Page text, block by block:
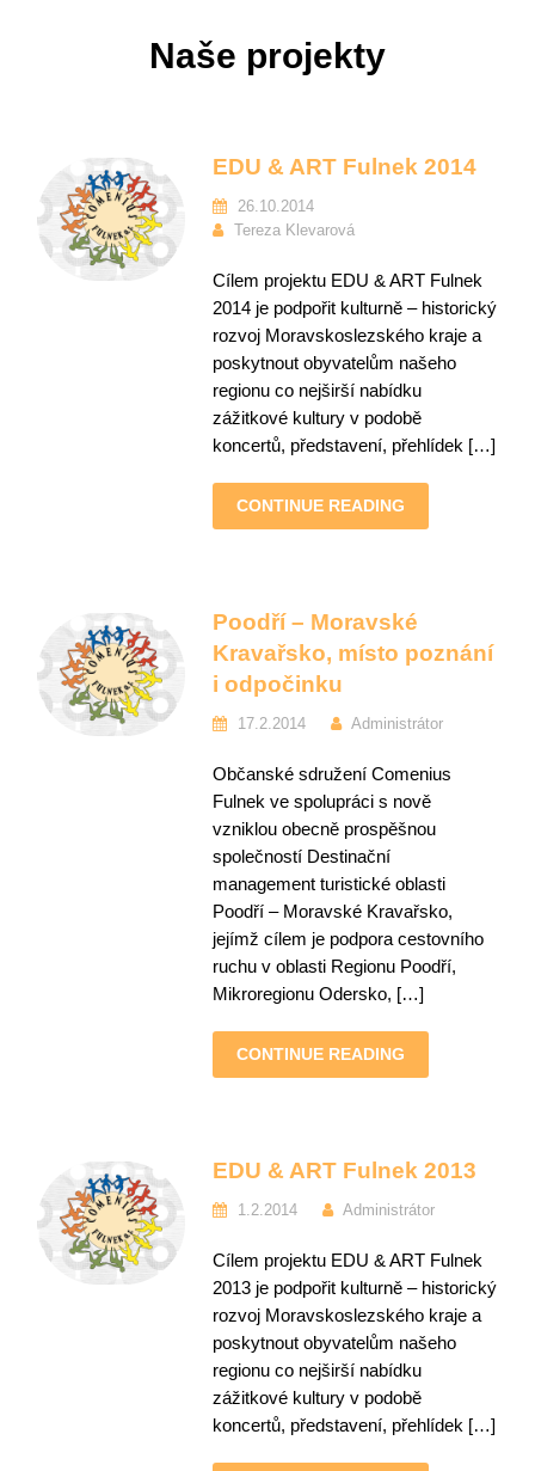
Naše projekty
EDU & ART Fulnek 2014
26.10.2014
Tereza Klevarová
Cílem projektu EDU & ART Fulnek
2014 je podpořit kulturně – historický
rozvoj Moravskoslezského kraje a
poskytnout obyvatelům našeho
regionu co nejširší nabídku
zážitkové kultury v podobě
koncertů, představení, přehlídek […]
CONTINUE READING
Poodří – Moravské
Kravařsko, místo poznání
i odpočinku
17.2.2014 Administrátor
Občanské sdružení Comenius
Fulnek ve spolupráci s nově
vzniklou obecně prospěšnou
společností Destinační
management turistické oblasti
Poodří – Moravské Kravařsko,
jejímž cílem je podpora cestovního
ruchu v oblasti Regionu Poodří,
Mikroregionu Odersko, […]
CONTINUE READING
EDU & ART Fulnek 2013
1.2.2014 Administrátor
Cílem projektu EDU & ART Fulnek
2013 je podpořit kulturně – historický
rozvoj Moravskoslezského kraje a
poskytnout obyvatelům našeho
regionu co nejširší nabídku
zážitkové kultury v podobě
koncertů, představení, přehlídek […]